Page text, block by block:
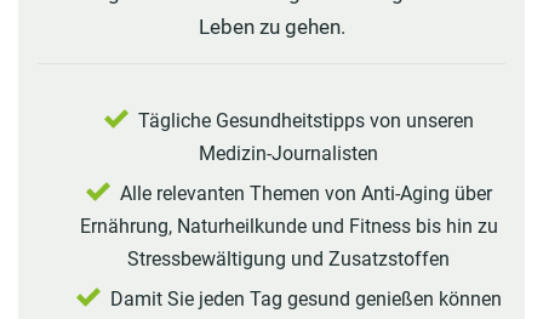
Leben zu gehen.
Tägliche Gesundheitstipps von unseren
Medizin-Journalisten
Alle relevanten Themen von Anti-Aging über
Ernährung, Naturheilkunde und Fitness bis hin zu
Stressbewältigung und Zusatzstoffen
Damit Sie jeden Tag gesund genießen können